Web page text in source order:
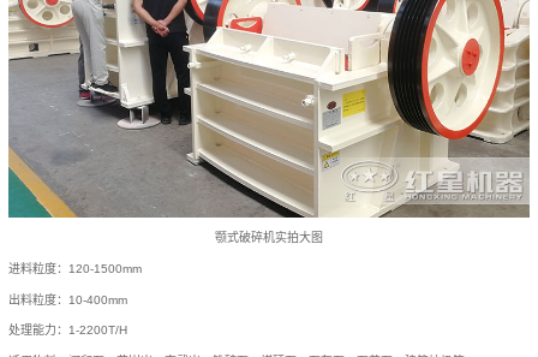
颚式破碎机实拍大图
进料粒度：120-1500mm
出料粒度：10-400mm
处理能力：1-2200T/H